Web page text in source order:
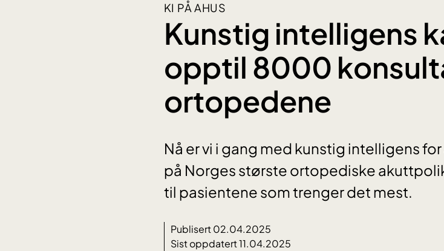
KI PÅ AHUS
Kunstig intelligens
opptil 8000
ortopedene
Nå er vi i gang med kunstig intelligens
på Norges største ortopediske
til pasientene som trenger det mest.
Publisert 02.04.2025
Sist oppdatert 11.04.2025